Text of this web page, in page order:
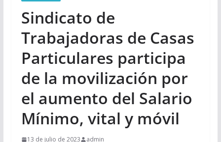
Sindicato de
Trabajadoras de Casas
Particulares participa
de la movilización por
el aumento del Salario
Mínimo, vital y móvil
13 de julio de 2023 admin